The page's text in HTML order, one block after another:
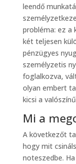
leendő
probléma: ez a
két teljesen
pénzügyes
személyzetis
foglalkozva,
olyan embert
kicsi a
Mi a
A következőt
hogy mit
noteszedbe.